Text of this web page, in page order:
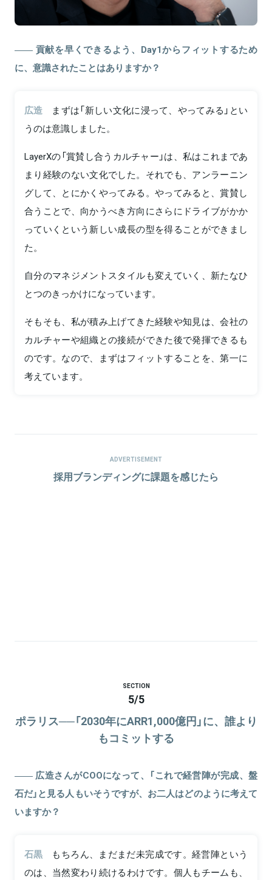
貢献を早くできるよう、Day1からフィットするため
に、意識されたことはありますか？
広造
まずは「新しい文化に浸って、やってみる」とい
うのは意識しました。
LayerXの「賞賛し合うカルチャー」は、私はこれまであ
まり経験のない文化でした。それでも、アンラーニン
グして、とにかくやってみる。やってみると、賞賛し
合うことで、向かうべき方向にさらにドライブがかか
っていくという新しい成長の型を得ることができまし
た。
自分のマネジメントスタイルも変えていく、新たなひ
とつのきっかけになっています。
そもそも、私が積み上げてきた経験や知見は、会社の
カルチャーや組織との接続ができた後で発揮できるも
のです。なので、まずはフィットすることを、第一に
考えています。
ADVERTISEMENT
採用ブランディングに課題を感じたら
SECTION
5/5
ポラリス──「2030年にARR1,000億円」に、誰より
もコミットする
広造さんがCOOになって、「これで経営陣が完成、盤
石だ」と見る人もいそうですが、お二人はどのように考えて
いますか？
石黒
もちろん、まだまだ未完成です。経営陣という
のは、当然変わり続けるわけです。個人もチームも、